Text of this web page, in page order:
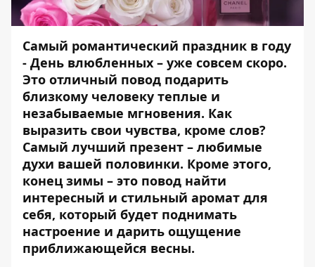
Самый романтический праздник в году
- День влюбленных – уже совсем скоро.
Это отличный повод подарить
близкому человеку теплые и
незабываемые мгновения. Как
выразить свои чувства, кроме слов?
Самый лучший презент – любимые
духи вашей половинки. Кроме этого,
конец зимы – это повод найти
интересный и стильный аромат для
себя, который будет поднимать
настроение и дарить ощущение
приближающейся весны.